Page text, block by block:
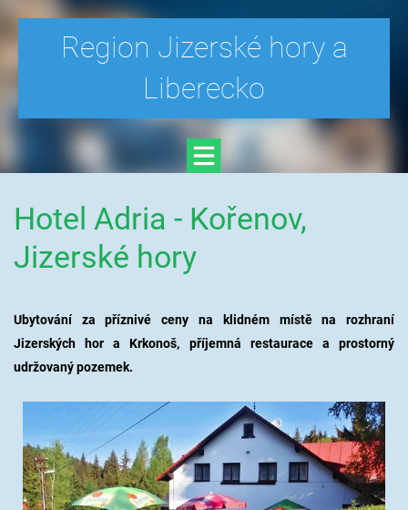
Region Jizerské hory a
Liberecko
Hotel Adria - Kořenov,
Jizerské hory
Ubytování za příznivé ceny na klidném místě na rozhraní
Jizerských hor a Krkonoš, příjemná restaurace a prostorný
udržovaný pozemek.